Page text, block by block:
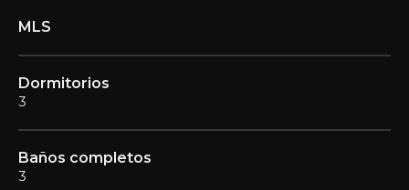
MLS
Dormitorios
3
Baños completos
3